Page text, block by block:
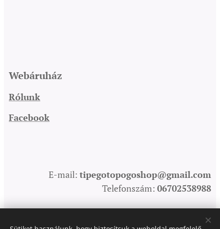
Webáruház
Rólunk
Facebook
E-mail: tipegotopogoshop@gmail.com
Telefonszám: 06702538988